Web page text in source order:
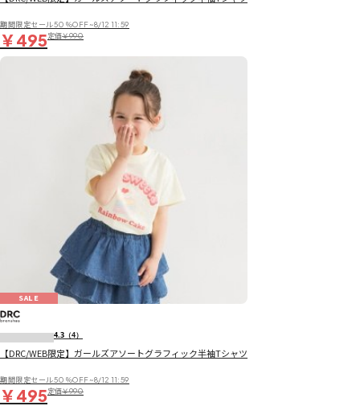
期間限定セール50％OFF~8/12 11:59
￥495定価￥990
SALE
4.3 （4）
【DRC/WEB限定】ガールズアソートグラフィック半袖Tシャツ
期間限定セール50％OFF~8/12 11:59
￥495定価￥990